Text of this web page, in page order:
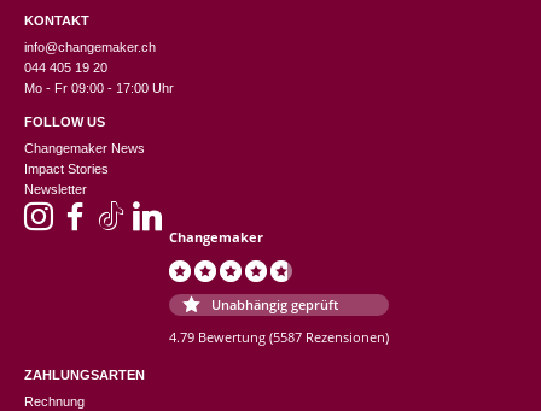
KONTAKT
info@changemaker.ch
044 405 19 20
Mo - Fr 09:00 - 17:00 Uhr
FOLLOW US
Changemaker News
Impact Stories
Newsletter
Changemaker
Unabhängig geprüft
4.79 Bewertung (5587 Rezensionen)
ZAHLUNGSARTEN
Rechnung